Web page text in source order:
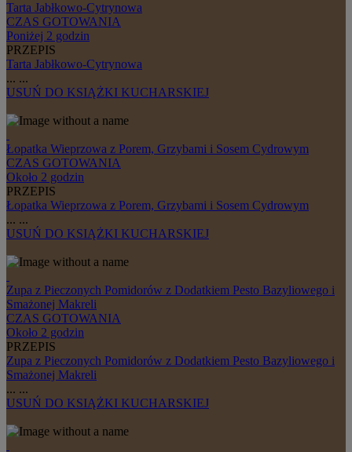
Tarta Jabłkowo-Cytrynowa
CZAS GOTOWANIA
Poniżej 2 godzin
PRZEPIS
Tarta Jabłkowo-Cytrynowa
... ...
USUŃ DO KSIĄŻKI KUCHARSKIEJ
Łopatka Wieprzowa z Porem, Grzybami i Sosem Cydrowym
CZAS GOTOWANIA
Około 2 godzin
PRZEPIS
Łopatka Wieprzowa z Porem, Grzybami i Sosem Cydrowym
... ...
USUŃ DO KSIĄŻKI KUCHARSKIEJ
Zupa z Pieczonych Pomidorów z Dodatkiem Pesto Bazyliowego i
Smażonej Makreli
CZAS GOTOWANIA
Około 2 godzin
PRZEPIS
Zupa z Pieczonych Pomidorów z Dodatkiem Pesto Bazyliowego i
Smażonej Makreli
... ...
USUŃ DO KSIĄŻKI KUCHARSKIEJ